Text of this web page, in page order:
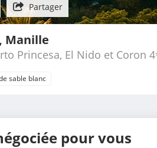
Partager
Manille
Princesa, El Nido et Coron 4
sable blanc
pour vous